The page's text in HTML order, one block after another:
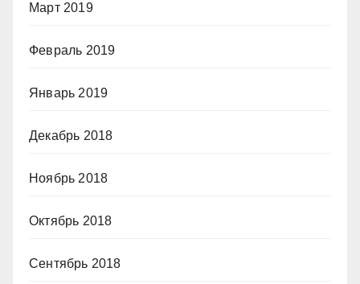
Март 2019
Февраль 2019
Январь 2019
Декабрь 2018
Ноябрь 2018
Октябрь 2018
Сентябрь 2018